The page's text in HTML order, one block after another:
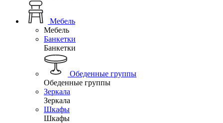
Мебель
Мебель
Банкетки
Банкетки
Обеденные группы
Обеденные группы
Зеркала
Зеркала
Шкафы
Шкафы